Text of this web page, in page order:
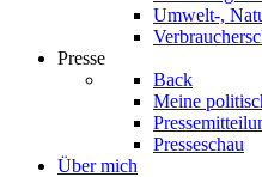
Umwelt-,
Presse
Back
Meine
Presseschau
Über mich